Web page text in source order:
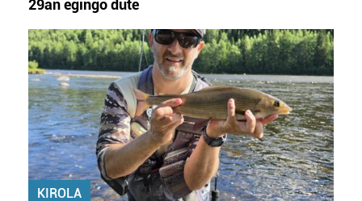
29an egingo dute
KIROLA